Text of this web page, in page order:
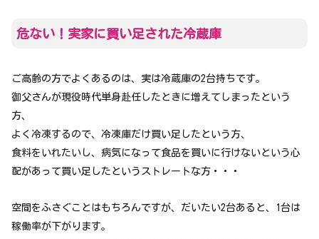
危ない！実家に買い足された冷蔵庫
ご高齢の方でよくあるのは、実は冷蔵庫の2台持ちです。
御父さんが現役時代単身赴任したときに増えてしまったという
方、
よく冷凍するので、冷凍庫だけ買い足したという方、
食料をいれたいし、病気になって食品を買いに行けないという心
配があって買い足したというストレートな方・・・
空間をふさぐことはもちろんですが、だいたい2台あると、1台は
稼働率が下がります。